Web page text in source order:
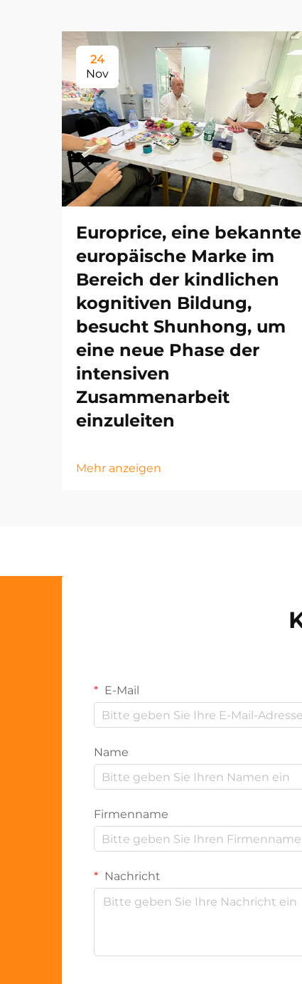
24
Nov
Europrice, eine bekannte
europäische Marke im
Bereich der kindlichen
kognitiven Bildung,
besucht Shunhong, um
eine neue Phase der
intensiven
Zusammenarbeit
einzuleiten
Mehr anzeigen
E-Mail
Name
Firmenname
Nachricht